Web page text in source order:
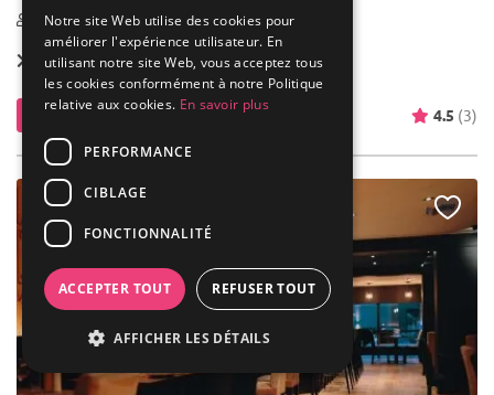
1-150
Location dès500 €
Contacter 4.5 (3)
NOUVEAU
Notre site Web utilise des cookies pour
améliorer l'expérience utilisateur. En
utilisant notre site Web, vous acceptez tous
les cookies conformément à notre Politique
relative aux cookies. En savoir plus
PERFORMANCE
CIBLAGE
FONCTIONNALITÉ
ACCEPTER TOUT REFUSER TOUT
AFFICHER LES DÉTAILS